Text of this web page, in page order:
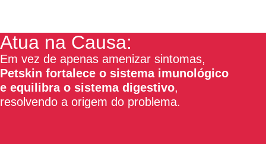
Atua na Causa:
Em vez de apenas amenizar sintomas,
Petskin fortalece o sistema imunológico
e equilibra o sistema digestivo,
resolvendo a origem do problema.